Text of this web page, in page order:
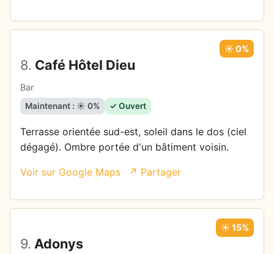
8. Café Hôtel Dieu
Bar
☀️ 0%
Maintenant : ☀️ 0% ✓ Ouvert
Terrasse orientée sud-est, soleil dans le dos (ciel
dégagé). Ombre portée d'un bâtiment voisin.
Voir sur Google Maps ↗ Partager
9. Adonys
☀️ 15%